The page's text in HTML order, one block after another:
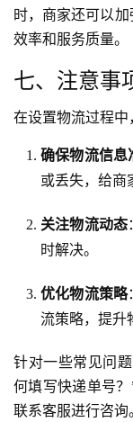
时，商家还可以
效率和服务质量。
七、注意事
在设置物流过程中
确保物流信息
或丢失，给商
关注物流动态
时解决。
优化物流策略
流策略，提升
针对一些常见问
何填写快递单号
联系客服进行咨询